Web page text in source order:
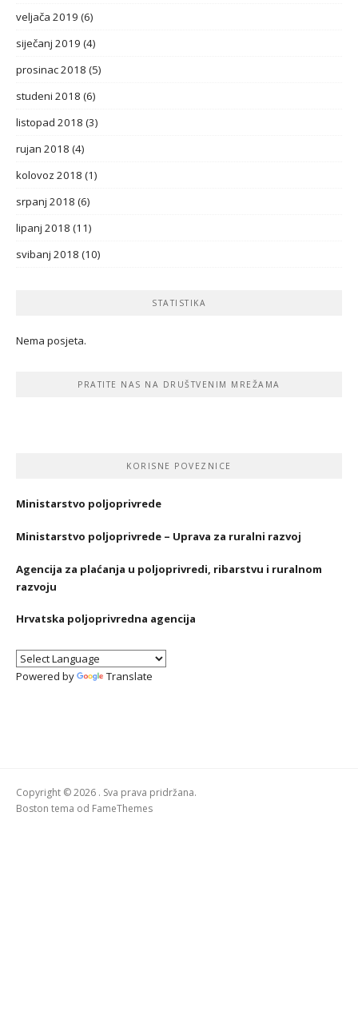
veljača 2019 (6)
siječanj 2019 (4)
prosinac 2018 (5)
studeni 2018 (6)
listopad 2018 (3)
rujan 2018 (4)
kolovoz 2018 (1)
srpanj 2018 (6)
lipanj 2018 (11)
svibanj 2018 (10)
STATISTIKA
Nema posjeta.
PRATITE NAS NA DRUŠTVENIM MREŽAMA
KORISNE POVEZNICE
Ministarstvo poljoprivrede
Ministarstvo poljoprivrede – Uprava za ruralni razvoj
Agencija za plaćanja u poljoprivredi, ribarstvu i ruralnom
razvoju
Hrvatska poljoprivredna agencija
Powered by Translate
Copyright © 2026 . Sva prava pridržana.
Boston tema od FameThemes